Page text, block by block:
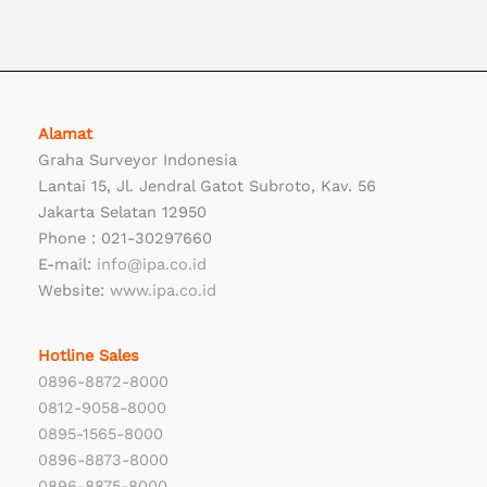
Alamat
Graha Surveyor Indonesia
Lantai 15, Jl. Jendral Gatot Subroto, Kav. 56
Jakarta Selatan 12950
Phone : 021-30297660
E-mail: info@ipa.co.id
Website: www.ipa.co.id
Hotline Sales
0896-8872-8000
0812-9058-8000
0895-1565-8000
0896-8873-8000